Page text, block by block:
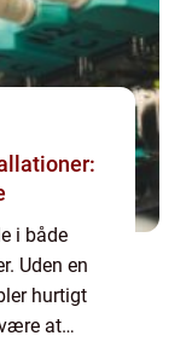
i både
Uden en
hurtigt
at